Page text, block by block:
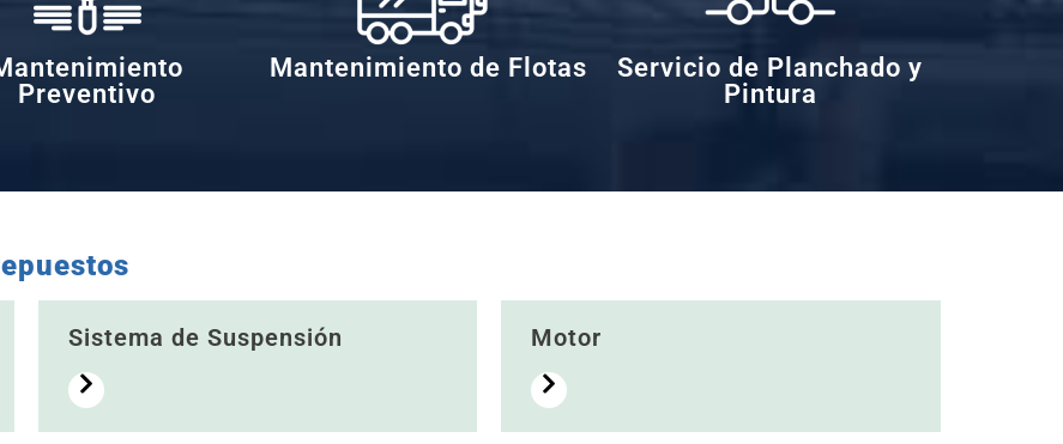
Preventivo
Mantenimiento de Flotas
Servicio de Planchado y
Pintura
Sistema de Suspensión Motor